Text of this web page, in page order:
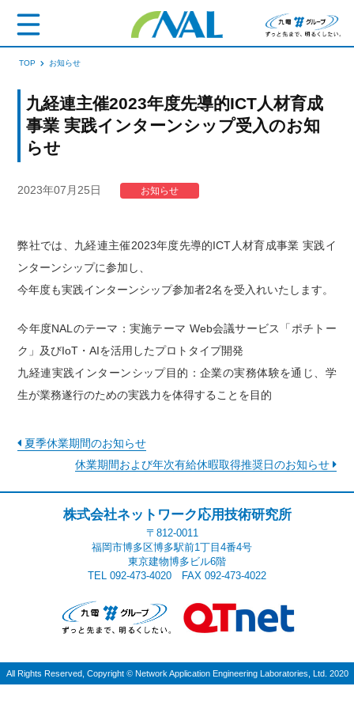
TOP お知らせ
九経連主催2023年度先導的ICT人材育成
事業 実践インターンシップ受入のお知
らせ
2023年07月25日 お知らせ
弊社では、九経連主催2023年度先導的ICT人材育成事業 実践イ
ンターンシップに参加し、
今年度も実践インターンシップ参加者2名を受入れいたします。
今年度NALのテーマ：実施テーマ Web会議サービス「ポチトー
ク」及びIoT・AIを活用したプロトタイプ開発
九経連実践インターンシップ目的：企業の実務体験を通じ、学
生が業務遂行のための実践力を体得することを目的
夏季休業期間のお知らせ
休業期間および年次有給休暇取得推奨日のお知らせ
株式会社ネットワーク応用技術研究所
〒812-0011
福岡市博多区博多駅前1丁目4番4号
東京建物博多ビル6階
TEL 092-473-4020 FAX 092-473-4022
All Rights Reserved, Copyright ©Network Application Engineering Laboratories, Ltd. 2020